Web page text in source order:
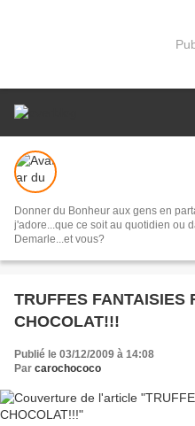
Donner du Bonheur aux gens en
j'adore...que ce soit au quotidien ou
Demarle...et vous?
TRUFFES FANTAISIES
CHOCOLAT!!!
Publié le 03/12/2009 à 14:08
Par carochococo